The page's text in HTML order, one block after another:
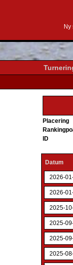
Ny
Placering
ID
Datum
2026-
2026-
2025-
2025-
2025-
2025-